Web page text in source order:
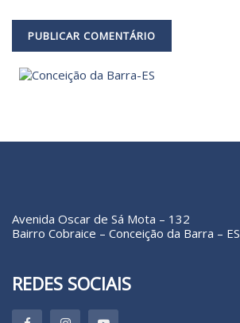
Avenida Oscar de Sá Mota – 132
Bairro Cobraice – Conceição da Barra – ES
REDES SOCIAIS